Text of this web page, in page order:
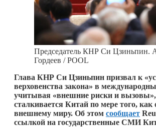
Председатель КНР Си Цзиньпин.
Гордеев / POOL
Глава КНР Си Цзиньпин призвал к
верховенства закона» в
учитывая «внешние риски и
сталкивается Китай по мере того, как
внешнему миру. Об этом сообщает
ссылкой на государственные СМИ